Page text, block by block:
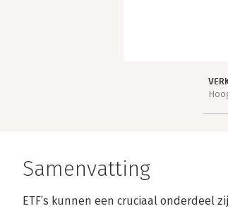
Samenvatting
ETF’s kunnen een cruciaal onderdeel